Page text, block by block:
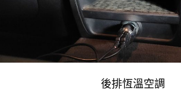
後排恆溫空調